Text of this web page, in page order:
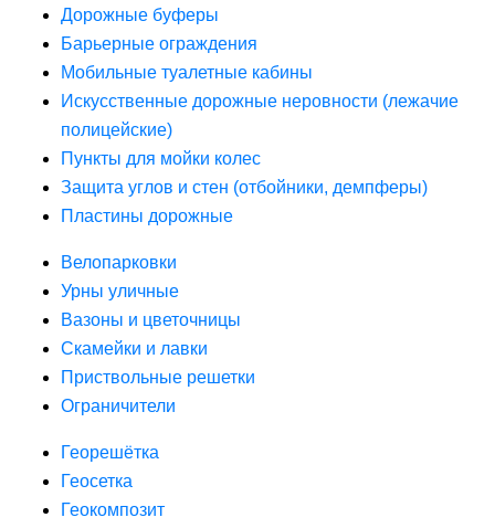
Дорожные буферы
Барьерные ограждения
Мобильные туалетные кабины
Искусственные дорожные неровности (лежачие
полицейские)
Пункты для мойки колес
Защита углов и стен (отбойники, демпферы)
Пластины дорожные
Велопарковки
Урны уличные
Вазоны и цветочницы
Скамейки и лавки
Приствольные решетки
Ограничители
Георешётка
Геосетка
Геокомпозит